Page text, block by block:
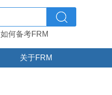
如何备考FRM
关于FRM